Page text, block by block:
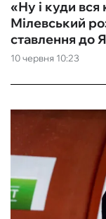
10 червня 10:23
«Ну і куди вся
Мілевський
ставлення до